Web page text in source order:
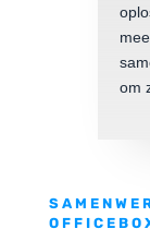
om